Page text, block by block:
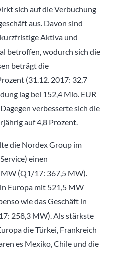
sich auf die Verbuchung
aus. Davon sind
Aktiva und
betroffen, wodurch sich die
beträgt die
(31.12. 2017: 32,7
lag bei 152,4 Mio. EUR
verbesserte sich die
auf 4,8 Prozent.
die Nordex Group im
einen
(Q1/17: 367,5 MW).
Europa mit 521,5 MW
wie das Geschäft in
258,3 MW). Als stärkste
die Türkei, Frankreich
es Mexiko, Chile und die